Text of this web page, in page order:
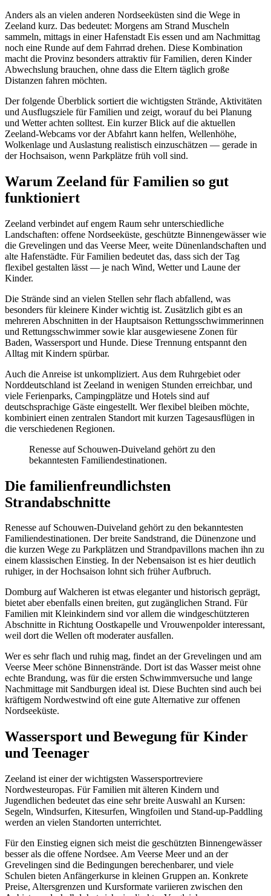
Anders als an vielen anderen Nordseeküsten sind die Wege in
Zeeland kurz. Das bedeutet: Morgens am Strand Muscheln
sammeln, mittags in einer Hafenstadt Eis essen und am Nachmittag
noch eine Runde auf dem Fahrrad drehen. Diese Kombination
macht die Provinz besonders attraktiv für Familien, deren Kinder
Abwechslung brauchen, ohne dass die Eltern täglich große
Distanzen fahren möchten.
Der folgende Überblick sortiert die wichtigsten Strände, Aktivitäten
und Ausflugsziele für Familien und zeigt, worauf du bei Planung
und Wetter achten solltest. Ein kurzer Blick auf die aktuellen
Zeeland-Webcams vor der Abfahrt kann helfen, Wellenhöhe,
Wolkenlage und Auslastung realistisch einzuschätzen — gerade in
der Hochsaison, wenn Parkplätze früh voll sind.
Warum Zeeland für Familien so gut
funktioniert
Zeeland verbindet auf engem Raum sehr unterschiedliche
Landschaften: offene Nordseeküste, geschützte Binnengewässer wie
die Grevelingen und das Veerse Meer, weite Dünenlandschaften und
alte Hafenstädte. Für Familien bedeutet das, dass sich der Tag
flexibel gestalten lässt — je nach Wind, Wetter und Laune der
Kinder.
Die Strände sind an vielen Stellen sehr flach abfallend, was
besonders für kleinere Kinder wichtig ist. Zusätzlich gibt es an
mehreren Abschnitten in der Hauptsaison Rettungsschwimmerinnen
und Rettungsschwimmer sowie klar ausgewiesene Zonen für
Baden, Wassersport und Hunde. Diese Trennung entspannt den
Alltag mit Kindern spürbar.
Auch die Anreise ist unkompliziert. Aus dem Ruhrgebiet oder
Norddeutschland ist Zeeland in wenigen Stunden erreichbar, und
viele Ferienparks, Campingplätze und Hotels sind auf
deutschsprachige Gäste eingestellt. Wer flexibel bleiben möchte,
kombiniert einen zentralen Standort mit kurzen Tagesausflügen in
die verschiedenen Regionen.
Renesse auf Schouwen-Duiveland gehört zu den
bekanntesten Familiendestinationen.
Die familienfreundlichsten
Strandabschnitte
Renesse auf Schouwen-Duiveland gehört zu den bekanntesten
Familiendestinationen. Der breite Sandstrand, die Dünenzone und
die kurzen Wege zu Parkplätzen und Strandpavillons machen ihn zu
einem klassischen Einstieg. In der Nebensaison ist es hier deutlich
ruhiger, in der Hochsaison lohnt sich früher Aufbruch.
Domburg auf Walcheren ist etwas eleganter und historisch geprägt,
bietet aber ebenfalls einen breiten, gut zugänglichen Strand. Für
Familien mit Kleinkindern sind vor allem die windgeschützteren
Abschnitte in Richtung Oostkapelle und Vrouwenpolder interessant,
weil dort die Wellen oft moderater ausfallen.
Wer es sehr flach und ruhig mag, findet an der Grevelingen und am
Veerse Meer schöne Binnenstrände. Dort ist das Wasser meist ohne
echte Brandung, was für die ersten Schwimmversuche und lange
Nachmittage mit Sandburgen ideal ist. Diese Buchten sind auch bei
kräftigem Nordwestwind oft eine gute Alternative zur offenen
Nordseeküste.
Wassersport und Bewegung für Kinder
und Teenager
Zeeland ist einer der wichtigsten Wassersportreviere
Nordwesteuropas. Für Familien mit älteren Kindern und
Jugendlichen bedeutet das eine sehr breite Auswahl an Kursen:
Segeln, Windsurfen, Kitesurfen, Wingfoilen und Stand-up-Paddling
werden an vielen Standorten unterrichtet.
Für den Einstieg eignen sich meist die geschützten Binnengewässer
besser als die offene Nordsee. Am Veerse Meer und an der
Grevelingen sind die Bedingungen berechenbarer, und viele
Schulen bieten Anfängerkurse in kleinen Gruppen an. Konkrete
Preise, Altersgrenzen und Kursformate variieren zwischen den